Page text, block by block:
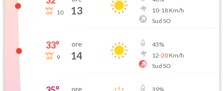
10 13
10-18Km/h
Sud SO
33°
9
ore
14
43%
12-20Km/h
Sud SO
ore 39%